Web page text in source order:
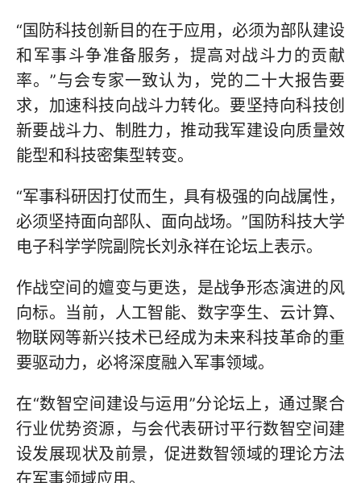
“国防科技创新目的在于应用，必须为部队建设
和军事斗争准备服务，提高对战斗力的贡献
率。”与会专家一致认为，党的二十大报告要
求，加速科技向战斗力转化。要坚持向科技创
新要战斗力、制胜力，推动我军建设向质量效
能型和科技密集型转变。
“军事科研因打仗而生，具有极强的向战属性，
必须坚持面向部队、面向战场。”国防科技大学
电子科学学院副院长刘永祥在论坛上表示。
作战空间的嬗变与更迭，是战争形态演进的风
向标。当前，人工智能、数字孪生、云计算、
物联网等新兴技术已经成为未来科技革命的重
要驱动力，必将深度融入军事领域。
在“数智空间建设与运用”分论坛上，通过聚合
行业优势资源，与会代表研讨平行数智空间建
设发展现状及前景，促进数智领域的理论方法
在军事领域应用。